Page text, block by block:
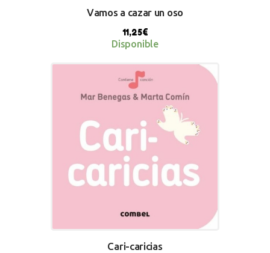
BUY NOW
Vamos a cazar un oso
11,25€
Disponible
Cari-caricias